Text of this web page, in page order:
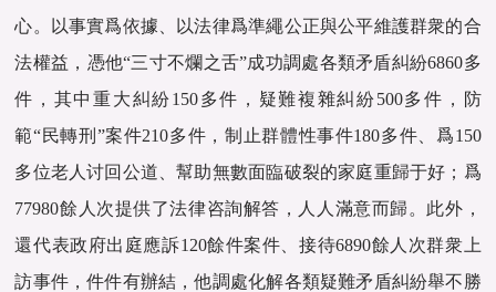
心。以事實爲依據、以法律爲準繩公正與公平維護群衆的合
法權益，憑他“三寸不爛之舌”成功調處各類矛盾糾紛6860多
件，其中重大糾紛150多件，疑難複雜糾紛500多件，防
範“民轉刑”案件210多件，制止群體性事件180多件、爲150
多位老人讨回公道、幫助無數面臨破裂的家庭重歸于好；爲
77980餘人次提供了法律咨詢解答，人人滿意而歸。此外，
還代表政府出庭應訴120餘件案件、接待6890餘人次群衆上
訪事件，件件有辦結，他調處化解各類疑難矛盾糾紛舉不勝